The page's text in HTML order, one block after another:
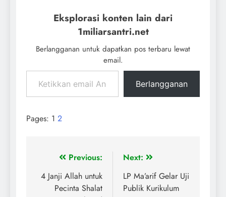
Eksplorasi konten lain dari
1miliarsantri.net
Berlangganan untuk dapatkan pos terbaru lewat
email.
Berlangganan
Pages: 1 2
Previous:
4 Janji Allah untuk
Pecinta Shalat
Next:
LP Ma’arif Gelar Uji
Publik Kurikulum